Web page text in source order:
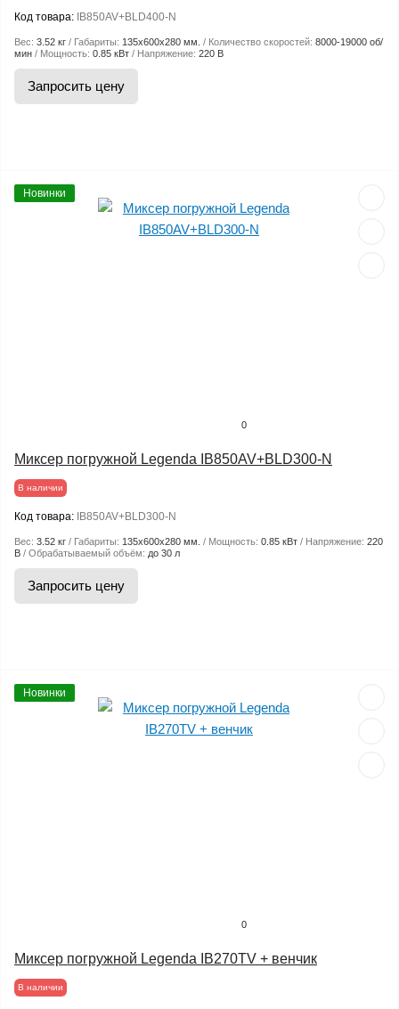
Код товара: IB850AV+BLD400-N
Вес: 3.52 кг Габариты: 135x600x280 мм. Количество скоростей: 8000-19000 об/
мин
Мощность: 0.85 кВт Напряжение: 220 В
Запросить цену
Новинки
0
Миксер погружной Legenda IB850AV+BLD300-N
В наличии
Код товара: IB850AV+BLD300-N
Вес: 3.52 кг Габариты: 135x600x280 мм. Мощность: 0.85 кВт Напряжение: 220
В
Обрабатываемый объём: до 30 л
Запросить цену
Новинки
0
Миксер погружной Legenda IB270TV + венчик
В наличии